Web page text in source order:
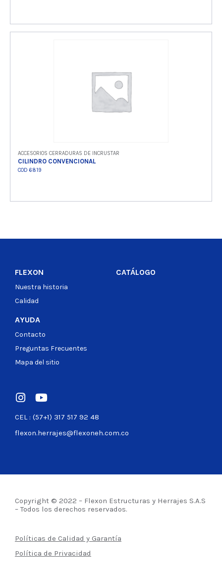
ACCESORIOS CERRADURAS DE INCRUSTAR
CILINDRO CONVENCIONAL
COD 6819
CEL : (57+1) 317 517 92 48
flexon.herrajes@flexoneh.com.co
FLEXON
Nuestra historia
Calidad
CATÁLOGO
AYUDA
Contacto
Preguntas Frecuentes
Mapa del sitio
Copyright © 2022 – Flexon Estructuras y Herrajes S.A.S
– Todos los derechos reservados.
Políticas de Calidad y Garantía
Política de Privacidad